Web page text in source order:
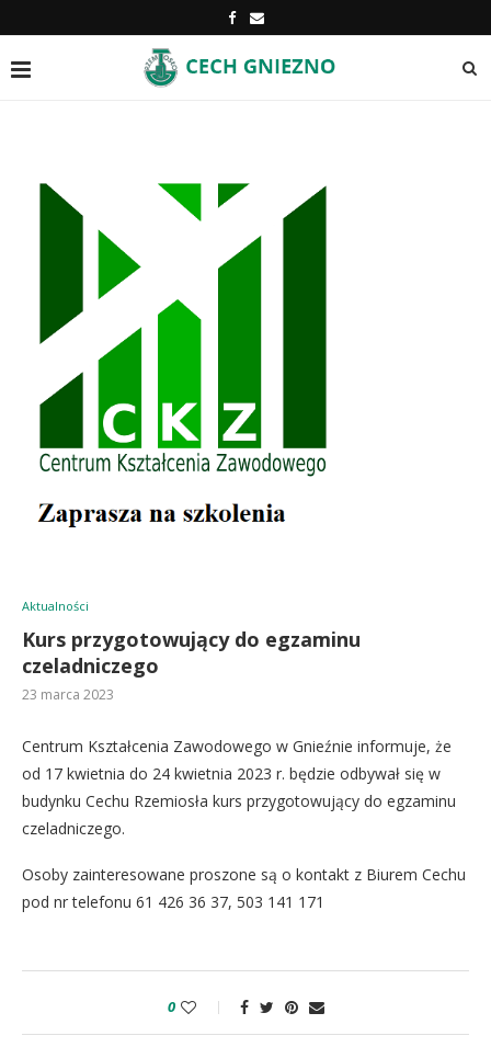
Aktualności
Kurs przygotowujący do egzaminu
czeladniczego
23 marca 2023
Centrum Kształcenia Zawodowego w Gnieźnie informuje, że
od 17 kwietnia do 24 kwietnia 2023 r. będzie odbywał się w
budynku Cechu Rzemiosła kurs przygotowujący do egzaminu
czeladniczego.
Osoby zainteresowane proszone są o kontakt z Biurem Cechu
pod nr telefonu 61 426 36 37, 503 141 171
0